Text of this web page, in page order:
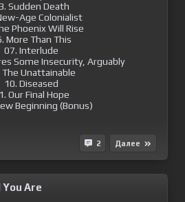
Sudden Death
Age Colonialist
Phoenix Will Rise
More Than This
07. Interlude
Some Insecurity, Arguably
The Unattainable
10. Diseased
Our Final Hope
Beginning (Bonus)
2 Далее
Are